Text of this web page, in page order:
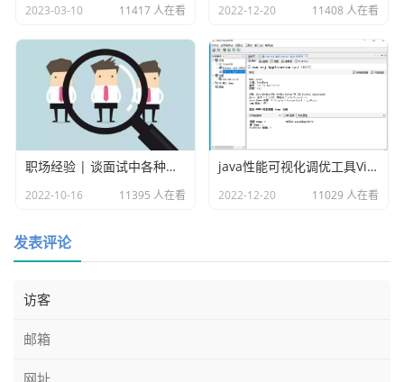
		runner.addOperatorWithAlias("那
		runner.addOperatorWithAlias("否
则", "else", null);
		runner.addOperatorWithAlias("大于
等于", ">=", null);
		runner.addOperatorWithAlias("并
且", "&&", null);
		runner.addOperatorWithAlias("等
		//这里模拟真实情况下传进来的变量
ntext = new DefaultContext<String, Object>();
		context.put("sex", "男");
2023-03-10 11417 人在看 2022-12-20 11408 人在看
职场经验 | 谈面试中各种各样的坑
2022-10-16 11395 人在看
java性能可视化调优工具VisualVM
2022-12-20 11029 人在看
发表评论